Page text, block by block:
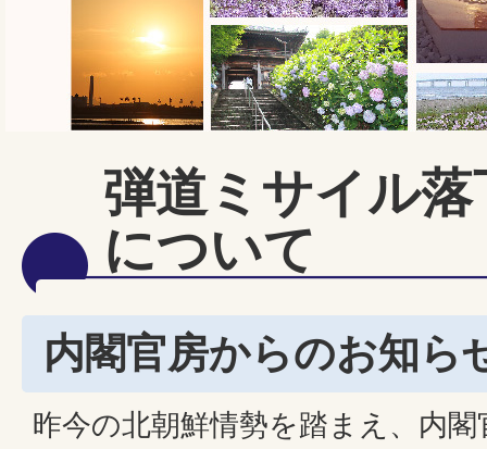
弾道ミサイル
について
内閣官房からのお知ら
昨今の北朝鮮情勢を踏まえ、内